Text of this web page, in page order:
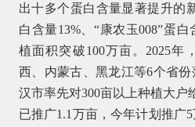
出十多个蛋白含量显著提升的
白含量13%、“康农玉008”蛋
植面积突破100万亩。2025年
西、内蒙古、黑龙江等6个省
汉市率先对300亩以上种植大户
已推广1.1万亩，今年计划推广